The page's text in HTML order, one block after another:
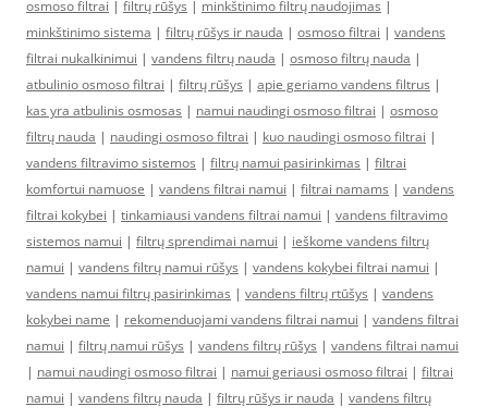
osmoso filtrai | filtrų rūšys | minkštinimo filtrų naudojimas |
minkštinimo sistema | filtrų rūšys ir nauda | osmoso filtrai | vandens
filtrai nukalkinimui | vandens filtrų nauda | osmoso filtrų nauda |
atbulinio osmoso filtrai | filtrų rūšys | apie geriamo vandens filtrus |
kas yra atbulinis osmosas | namui naudingi osmoso filtrai | osmoso
filtrų nauda | naudingi osmoso filtrai | kuo naudingi osmoso filtrai |
vandens filtravimo sistemos | filtrų namui pasirinkimas | filtrai
komfortui namuose | vandens filtrai namui | filtrai namams | vandens
filtrai kokybei | tinkamiausi vandens filtrai namui | vandens filtravimo
sistemos namui | filtrų sprendimai namui | ieškome vandens filtrų
namui | vandens filtrų namui rūšys | vandens kokybei filtrai namui |
vandens namui filtrų pasirinkimas | vandens filtrų rtūšys | vandens
kokybei name | rekomenduojami vandens filtrai namui | vandens filtrai
namui | filtrų namui rūšys | vandens filtrų rūšys | vandens filtrai namui
| namui naudingi osmoso filtrai | namui geriausi osmoso filtrai | filtrai
namui | vandens filtrų nauda | filtrų rūšys ir nauda | vandens filtrų